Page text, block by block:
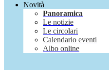
Novità
Panoramica
Le notizie
Le circolari
Calendario eventi
Albo online